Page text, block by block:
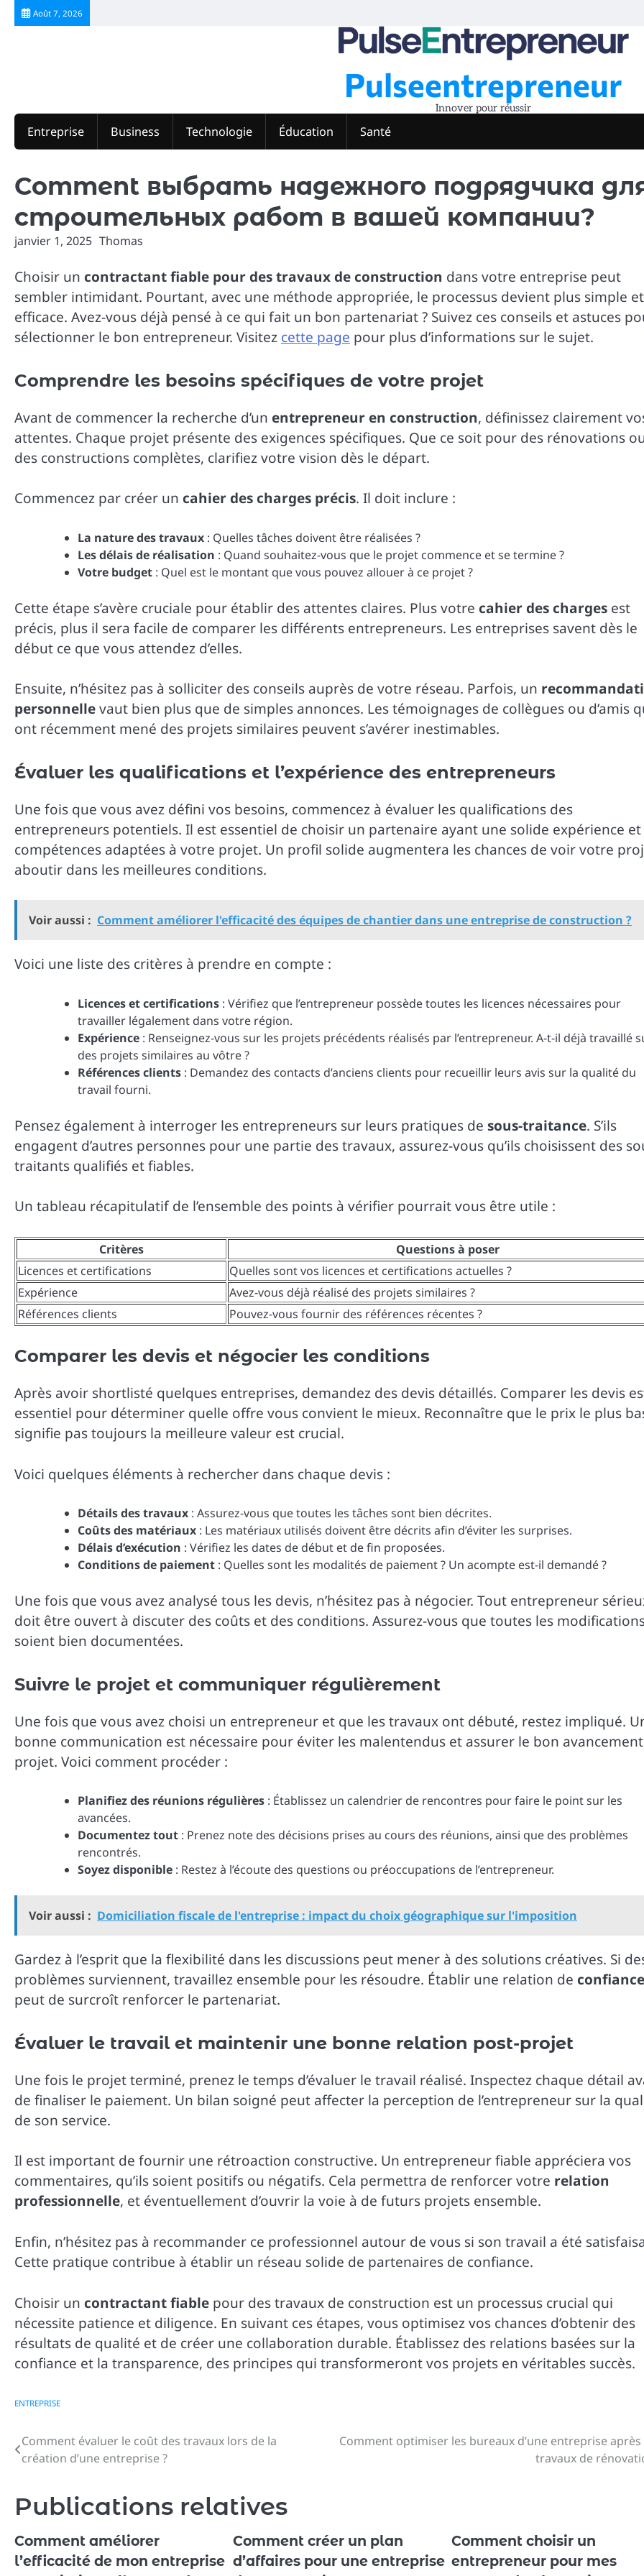
Skip
Août 7, 2026
Pulseentrepreneur
Innover pour réussir
Entreprise Business Technologie Éducation Santé
Comment выбрать надежного подрядчика
строительных работ в вашей компании?
janvier 1, 2025 Thomas
Choisir un contractant fiable pour des travaux de construction dans votre entreprise peut
sembler intimidant. Pourtant, avec une méthode appropriée, le processus devient plus simple et
efficace. Avez-vous déjà pensé à ce qui fait un bon partenariat ? Suivez ces conseils et astuces
sélectionner le bon entrepreneur. Visitez cette page pour plus d’informations sur le sujet.
Comprendre les besoins spécifiques de votre projet
Avant de commencer la recherche d’un entrepreneur en construction, définissez clairement
attentes. Chaque projet présente des exigences spécifiques. Que ce soit pour des rénovations
des constructions complètes, clarifiez votre vision dès le départ.
Commencez par créer un cahier des charges précis. Il doit inclure :
La nature des travaux : Quelles tâches doivent être réalisées ?
Les délais de réalisation : Quand souhaitez-vous que le projet commence et se termine ?
Votre budget : Quel est le montant que vous pouvez allouer à ce projet ?
Cette étape s’avère cruciale pour établir des attentes claires. Plus votre cahier des charges est
précis, plus il sera facile de comparer les différents entrepreneurs. Les entreprises savent dès le
début ce que vous attendez d’elles.
Ensuite, n’hésitez pas à solliciter des conseils auprès de votre réseau. Parfois, un
personnellevaut bien plus que de simples annonces. Les témoignages de collègues ou d’amis
ont récemment mené des projets similaires peuvent s’avérer inestimables.
Évaluer les qualifications et l’expérience des entrepreneurs
Une fois que vous avez défini vos besoins, commencez à évaluer les qualifications des
entrepreneurs potentiels. Il est essentiel de choisir un partenaire ayant une solide expérience et
compétences adaptées à votre projet. Un profil solide augmentera les chances de voir votre
aboutir dans les meilleures conditions.
Voir aussi : Comment améliorer l'efficacité des équipes de chantier dans une entreprise de construction ?
Voici une liste des critères à prendre en compte :
Licences et certifications : Vérifiez que l’entrepreneur possède toutes les licences nécessaires pour
travailler légalement dans votre région.
Expérience : Renseignez-vous sur les projets précédents réalisés par l’entrepreneur. A-t-il déjà travaillé
des projets similaires au vôtre ?
Références clients : Demandez des contacts d’anciens clients pour recueillir leurs avis sur la qualité du
travail fourni.
Pensez également à interroger les entrepreneurs sur leurs pratiques de sous-traitance. S’ils
engagent d’autres personnes pour une partie des travaux, assurez-vous qu’ils choisissent des
traitants qualifiés et fiables.
Un tableau récapitulatif de l’ensemble des points à vérifier pourrait vous être utile :
Critères
Questions à poser
Licences et certifications
Quelles sont vos licences et certifications actuelles ?
Expérience
Avez-vous déjà réalisé des projets similaires ?
Références clients
Pouvez-vous fournir des références récentes ?
Comparer les devis et négocier les conditions
Après avoir shortlisté quelques entreprises, demandez des devis détaillés. Comparer les devis
essentiel pour déterminer quelle offre vous convient le mieux. Reconnaître que le prix le plus
signifie pas toujours la meilleure valeur est crucial.
Voici quelques éléments à rechercher dans chaque devis :
Détails des travaux : Assurez-vous que toutes les tâches sont bien décrites.
Coûts des matériaux : Les matériaux utilisés doivent être décrits afin d’éviter les surprises.
Délais d’exécution : Vérifiez les dates de début et de fin proposées.
Conditions de paiement : Quelles sont les modalités de paiement ? Un acompte est-il demandé ?
Une fois que vous avez analysé tous les devis, n’hésitez pas à négocier. Tout entrepreneur
doit être ouvert à discuter des coûts et des conditions. Assurez-vous que toutes les
soient bien documentées.
Suivre le projet et communiquer régulièrement
Une fois que vous avez choisi un entrepreneur et que les travaux ont débuté, restez impliqué.
bonne communication est nécessaire pour éviter les malentendus et assurer le bon
projet. Voici comment procéder :
Planifiez des réunions régulières : Établissez un calendrier de rencontres pour faire le point sur les
avancées.
Documentez tout : Prenez note des décisions prises au cours des réunions, ainsi que des problèmes
rencontrés.
Soyez disponible : Restez à l’écoute des questions ou préoccupations de l’entrepreneur.
Voir aussi : Domiciliation fiscale de l'entreprise : impact du choix géographique sur l'imposition
Gardez à l’esprit que la flexibilité dans les discussions peut mener à des solutions créatives. Si
problèmes surviennent, travaillez ensemble pour les résoudre. Établir une relation de confiance
peut de surcroît renforcer le partenariat.
Évaluer le travail et maintenir une bonne relation post-projet
Une fois le projet terminé, prenez le temps d’évaluer le travail réalisé. Inspectez chaque détail
de finaliser le paiement. Un bilan soigné peut affecter la perception de l’entrepreneur sur la
de son service.
Il est important de fournir une rétroaction constructive. Un entrepreneur fiable appréciera vos
commentaires, qu’ils soient positifs ou négatifs. Cela permettra de renforcer votre relation
professionnelle, et éventuellement d’ouvrir la voie à de futurs projets ensemble.
Enfin, n’hésitez pas à recommander ce professionnel autour de vous si son travail a été
Cette pratique contribue à établir un réseau solide de partenaires de confiance.
Choisir un contractant fiable pour des travaux de construction est un processus crucial qui
nécessite patience et diligence. En suivant ces étapes, vous optimisez vos chances d’obtenir des
résultats de qualité et de créer une collaboration durable. Établissez des relations basées sur la
confiance et la transparence, des principes qui transformeront vos projets en véritables succès.
ENTREPRISE
Navigation
l’article
Comment évaluer le coût des travaux lors de la
création d’une entreprise ?
Comment optimiser les bureaux d’une entreprise après
travaux de
Publications relatives
Comment améliorer
l’efficacité de mon entreprise
Comment créer un plan
d’affaires pour une entreprise
Comment choisir un
entrepreneur pour mes